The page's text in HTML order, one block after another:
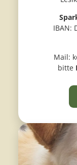
IBAN:
Mail:
bitte